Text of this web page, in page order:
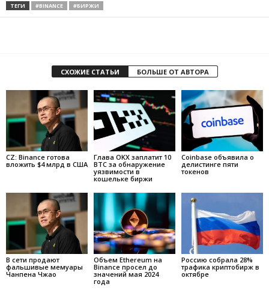
ТЕГИ
#BINANCE #БИРЖИ
СХОЖИЕ СТАТЬИ БОЛЬШЕ ОТ АВТОРА
CZ: Binance готова
вложить $4 млрд в США
Глава OKX заплатит 10
BTC за обнаружение
уязвимости в
кошельке биржи
Coinbase объявила о
делистинге пяти
токенов
В сети продают
фальшивые мемуары
Чанпена Чжао
Объем Ethereum на
Binance просел до
значений мая 2024
года
Россию собрала 28%
трафика криптобирж в
октябре